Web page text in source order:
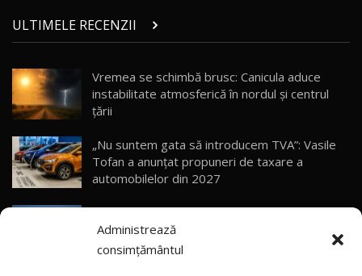
Administrează
consimțământul
28
Noul Geely Monjaro 2025! Mai ieftin și mai
dotat / Test Drive AutoBlog.MD
29
ZEEKR 9X - PRIMUL TEST DRIVE ÎN ROMÂNĂ!
30
Primele impresii despre BYD Seal U DM-i,
Sealion 7 și Seal 5 DM-i / Test Drive
AutoBlog.MD
10:58
AutoBlog.MD
13:56
ULTIMELE RECENZII
Vremea se schimbă brusc: Canicula aduce
instabilitate atmosferică în nordul și centrul
țării
„Nu suntem gata să introducem TVA”: Vasile
Tofan a anunțat propuneri de taxare a
automobilelor din 2027
Plug-in Hybrid pe autostrăzile Europei, în
drum spre Moldova